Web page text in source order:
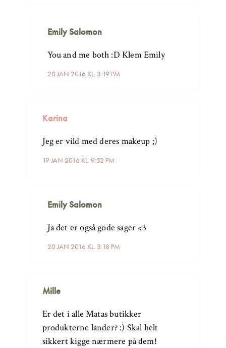
Emily Salomon
20 JAN 2016 KL. 3:19 PM
You and me both :D Klem Emily
Karina
19 JAN 2016 KL. 9:52 PM
Jeg er vild med deres makeup ;)
Emily Salomon
20 JAN 2016 KL. 3:18 PM
Ja det er også gode sager <3
Mille
Er det i alle Matas butikker
produkterne lander? :) Skal helt
sikkert kigge nærmere på dem!